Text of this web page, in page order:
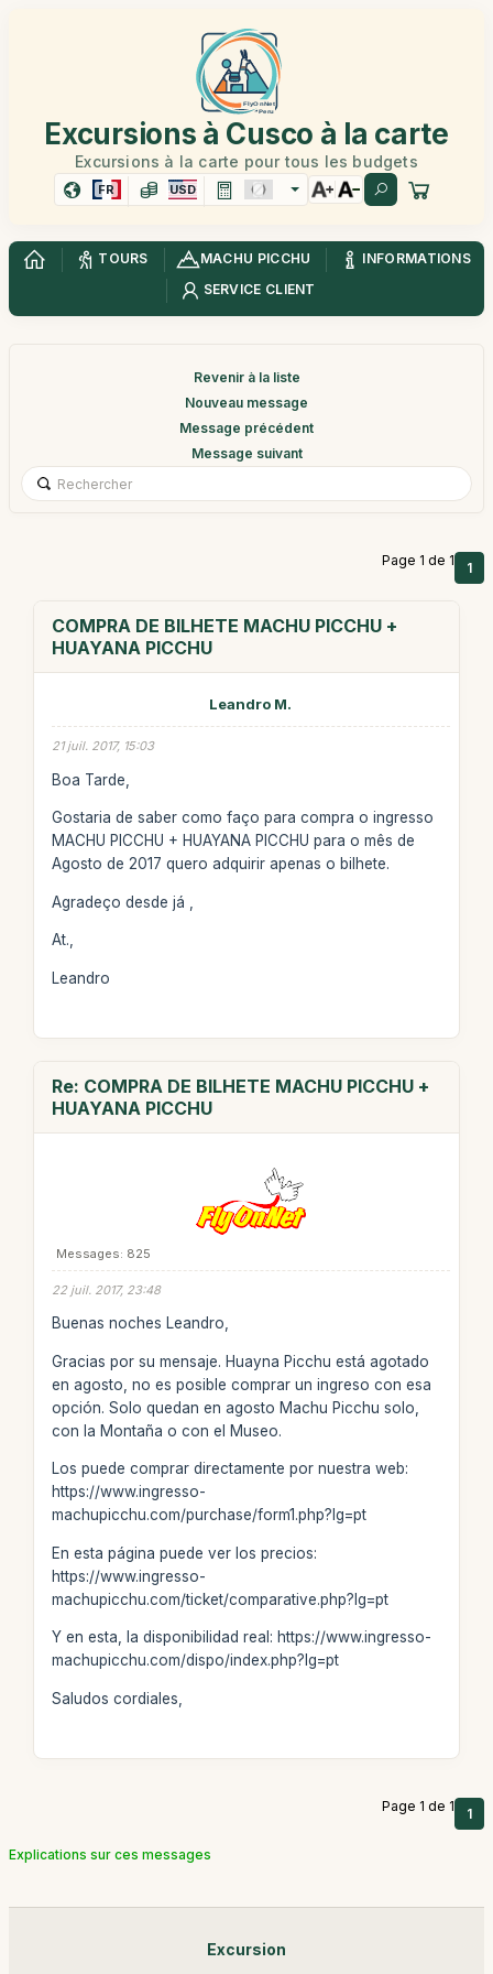
Excursions à Cusco à la carte
Excursions à la carte pour tous les budgets
FR USD
TOURS MACHU PICCHU
INFORMATIONS
SERVICE CLIENT
Revenir à la liste
Nouveau message
Message précédent
Message suivant
Page 1 de 1 1
COMPRA DE BILHETE MACHU PICCHU +
HUAYANA PICCHU
Leandro M.
21 juil. 2017, 15:03
Boa Tarde,
Gostaria de saber como faço para compra o ingresso
MACHU PICCHU + HUAYANA PICCHU para o mês de
Agosto de 2017 quero adquirir apenas o bilhete.
Agradeço desde já ,
At.,
Leandro
Re: COMPRA DE BILHETE MACHU PICCHU +
HUAYANA PICCHU
Messages: 825
22 juil. 2017, 23:48
Buenas noches Leandro,
Gracias por su mensaje. Huayna Picchu está agotado
en agosto, no es posible comprar un ingreso con esa
opción. Solo quedan en agosto Machu Picchu solo,
con la Montaña o con el Museo.
Los puede comprar directamente por nuestra web:
https://www.ingresso-
machupicchu.com/purchase/form1.php?lg=pt
En esta página puede ver los precios:
https://www.ingresso-
machupicchu.com/ticket/comparative.php?lg=pt
Y en esta, la disponibilidad real: https://www.ingresso-
machupicchu.com/dispo/index.php?lg=pt
Saludos cordiales,
Page 1 de 1 1
Explications sur ces messages
Excursion